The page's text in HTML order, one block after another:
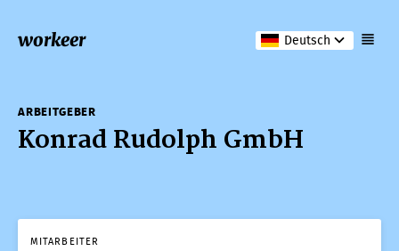
workeer Deutsch
ARBEITGEBER
Konrad Rudolph GmbH
MITARBEITER